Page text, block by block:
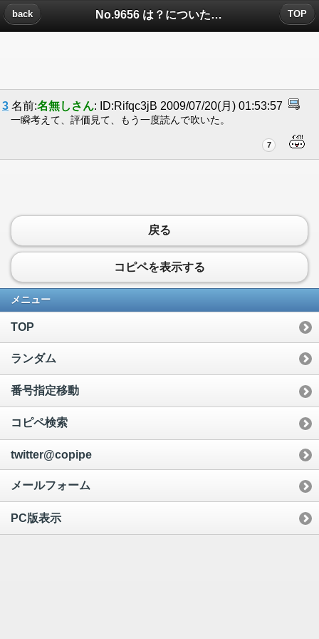
No.9656 は？についたコメント
back TOP
3 名前:名無しさん: ID:Rifqc3jB 2009/07/20(月) 01:53:57
一瞬考えて、評価見て、もう一度読んで吹いた。
7
戻る
コピペを表示する
メニュー
TOP
ランダム
番号指定移動
コピペ検索
twitter@copipe
メールフォーム
PC版表示